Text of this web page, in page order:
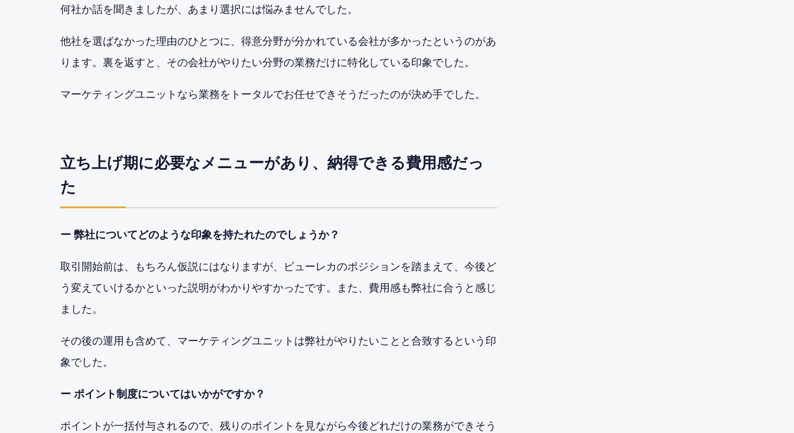
何社か話を聞きましたが、あまり選択には悩みませんでした。
他社を選ばなかった理由のひとつに、得意分野が分かれている会社が多かったというのがあ
ります。裏を返すと、その会社がやりたい分野の業務だけに特化している印象でした。
マーケティングユニットなら業務をトータルでお任せできそうだったのが決め手でした。
立ち上げ期に必要なメニューがあり、納得できる費用感だっ
た
ー 弊社についてどのような印象を持たれたのでしょうか？
取引開始前は、もちろん仮説にはなりますが、ビューレカのポジションを踏まえて、今後ど
う変えていけるかといった説明がわかりやすかったです。また、費用感も弊社に合うと感じ
ました。
その後の運用も含めて、マーケティングユニットは弊社がやりたいことと合致するという印
象でした。
ー ポイント制度についてはいかがですか？
ポイントが一括付与されるので、残りのポイントを見ながら今後どれだけの業務ができそう